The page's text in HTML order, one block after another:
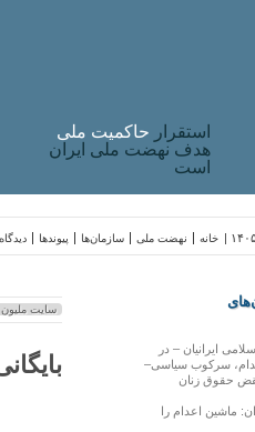
استقرار حاکميت ملی
هدف نهضت ملی ایران
است
پیوندها سازمان‌ها نهضت ملی خانه
سایت ملیون
ایرانیان – در
سرکوب سیاسی–
حقوق زنان
ماشین اعدام را